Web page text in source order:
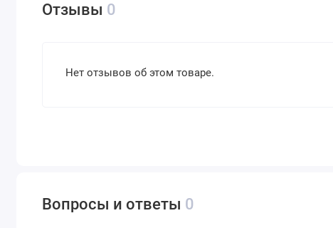
Отзывы 0
Нет отзывов об этом товаре.
Вопросы и ответы 0